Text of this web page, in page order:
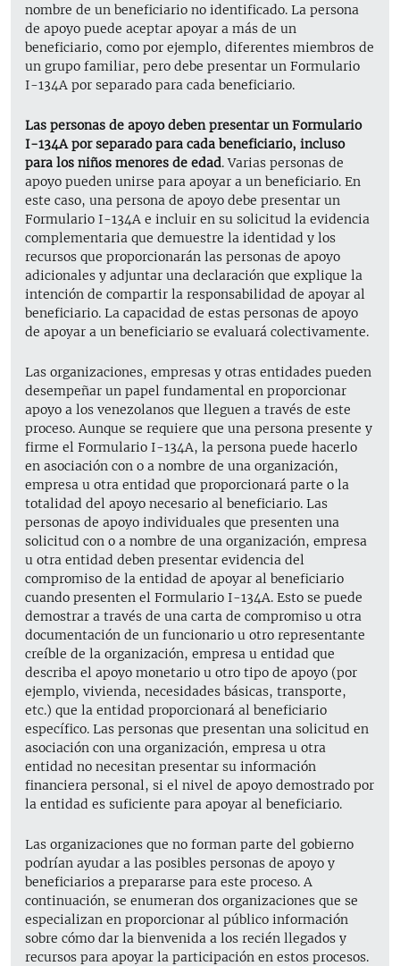
nombre de un beneficiario no identificado. La persona
de apoyo puede aceptar apoyar a más de un
beneficiario, como por ejemplo, diferentes miembros de
un grupo familiar, pero debe presentar un Formulario
I-134A por separado para cada beneficiario.
Las personas de apoyo deben presentar un Formulario
I-134A por separado para cada beneficiario, incluso
para los niños menores de edad. Varias personas de
apoyo pueden unirse para apoyar a un beneficiario. En
este caso, una persona de apoyo debe presentar un
Formulario I-134A e incluir en su solicitud la evidencia
complementaria que demuestre la identidad y los
recursos que proporcionarán las personas de apoyo
adicionales y adjuntar una declaración que explique la
intención de compartir la responsabilidad de apoyar al
beneficiario. La capacidad de estas personas de apoyo
de apoyar a un beneficiario se evaluará colectivamente.
Las organizaciones, empresas y otras entidades pueden
desempeñar un papel fundamental en proporcionar
apoyo a los venezolanos que lleguen a través de este
proceso. Aunque se requiere que una persona presente y
firme el Formulario I-134A, la persona puede hacerlo
en asociación con o a nombre de una organización,
empresa u otra entidad que proporcionará parte o la
totalidad del apoyo necesario al beneficiario. Las
personas de apoyo individuales que presenten una
solicitud con o a nombre de una organización, empresa
u otra entidad deben presentar evidencia del
compromiso de la entidad de apoyar al beneficiario
cuando presenten el Formulario I-134A. Esto se puede
demostrar a través de una carta de compromiso u otra
documentación de un funcionario u otro representante
creíble de la organización, empresa u entidad que
describa el apoyo monetario u otro tipo de apoyo (por
ejemplo, vivienda, necesidades básicas, transporte,
etc.) que la entidad proporcionará al beneficiario
específico. Las personas que presentan una solicitud en
asociación con una organización, empresa u otra
entidad no necesitan presentar su información
financiera personal, si el nivel de apoyo demostrado por
la entidad es suficiente para apoyar al beneficiario.
Las organizaciones que no forman parte del gobierno
podrían ayudar a las posibles personas de apoyo y
beneficiarios a prepararse para este proceso. A
continuación, se enumeran dos organizaciones que se
especializan en proporcionar al público información
sobre cómo dar la bienvenida a los recién llegados y
recursos para apoyar la participación en estos procesos.